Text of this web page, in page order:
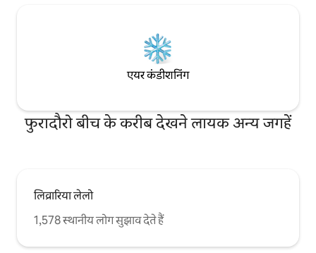
एयर कंडीशनिंग
फुरादौरो बीच के करीब देखने लायक अन्य जगहें
लिव्रारिया लेलो
1,578 स्थानीय लोग सुझाव देते हैं